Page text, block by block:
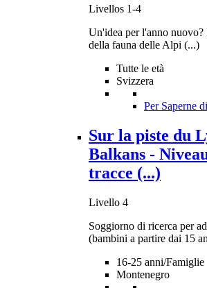
Livellos 1-4
Un'idea per l'anno nuovo?
della fauna delle Alpi (...)
Tutte le età
Svizzera
Per Saperne
Sur la piste du
Balkans -
tracce (...)
Livello 4
Soggiorno di ricerca per
(bambini a partire dai 15
16-25 anni/Famiglie
Montenegro